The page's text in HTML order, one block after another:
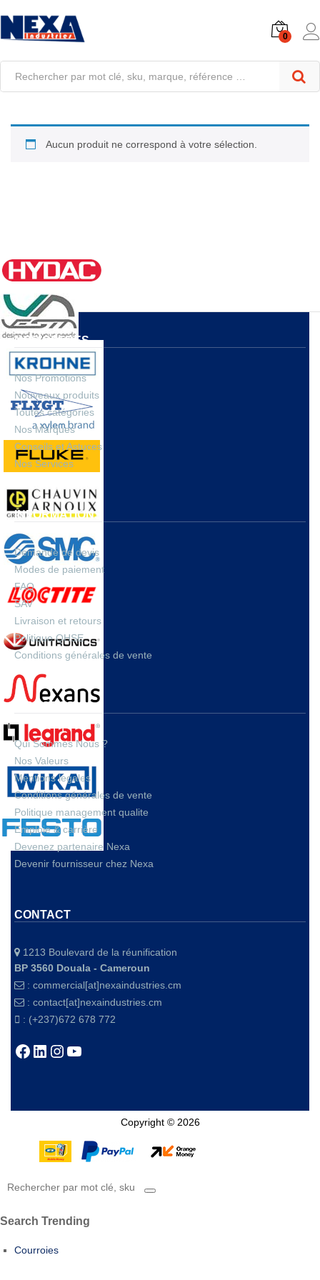
0
Aucun produit ne correspond à votre sélection.
NOS OFFRES
Nos Promotions
Nouveaux produits
Toutes catégories
Nos Marques
Conseils et Astuces
Nos Services
INFORMATIONS
Demande de devis
Modes de paiement
FAQ
SAV
Livraison et retours
Politique QHSE
Conditions générales de vente
A PROPOS
Qui Sommes Nous ?
Nos Valeurs
Mentions legales
Conditions générales de vente
Politique management qualite
Emploie & carrière
Devenez partenaire Nexa
Devenir fournisseur chez Nexa
CONTACT
1213 Boulevard de la réunification
BP 3560 Douala - Cameroun
: commercial[at]nexaindustries.cm
: contact[at]nexaindustries.cm
: (+237)672 678 772
Facebook
LinkedIn
Instagram
YouTube
Copyright © 2026
Search Trending
Courroies